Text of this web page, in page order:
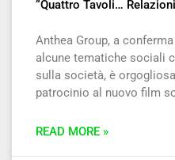
“Quattro Tavoli…
Anthea Group, a
alcune tematiche sociali
sulla società, è
patrocinio al nuovo film
READ MORE »